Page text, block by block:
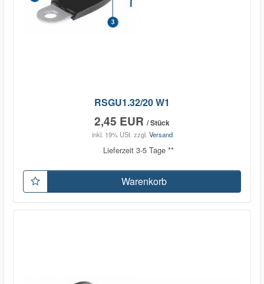
RSGU1.32/20 W1
2,45 EUR / Stück
inkl. 19% USt. zzgl. Versand
Lieferzeit 3-5 Tage **
Warenkorb